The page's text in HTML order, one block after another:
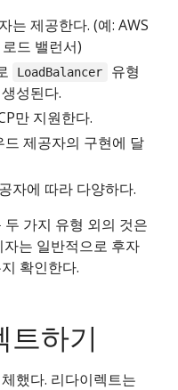
는 제공한다. (예: AWS
드 밸런서)
LoadBalancer
유형
성된다.
만 지원한다.
드 제공자의 구현에 달
자에 따라 다양하다.
가지 유형 외의 것은
는 일반적으로 후자
확인한다.
트하기
했다. 리다이렉트는